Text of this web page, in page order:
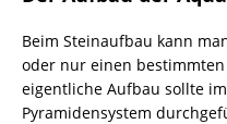
Beim Steinaufbau kann
oder nur einen
eigentliche Aufbau sollte
Pyramidensystem